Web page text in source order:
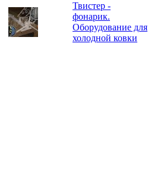
Твистер -
фонарик.
Оборудование для
холодной ковки